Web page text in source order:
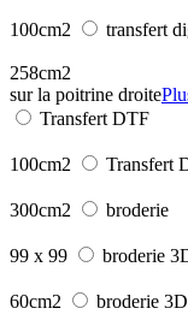
100cm2 transfert
258cm2
sur la poitrine droite
Transfert DTF
100cm2 Transfert
300cm2 broderie
99 x 99 broderie
60cm2 broderie 3D